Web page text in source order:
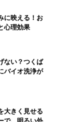
に映える！お
心理効果
ない？つくば
バイオ洗浄が
大きく見せる